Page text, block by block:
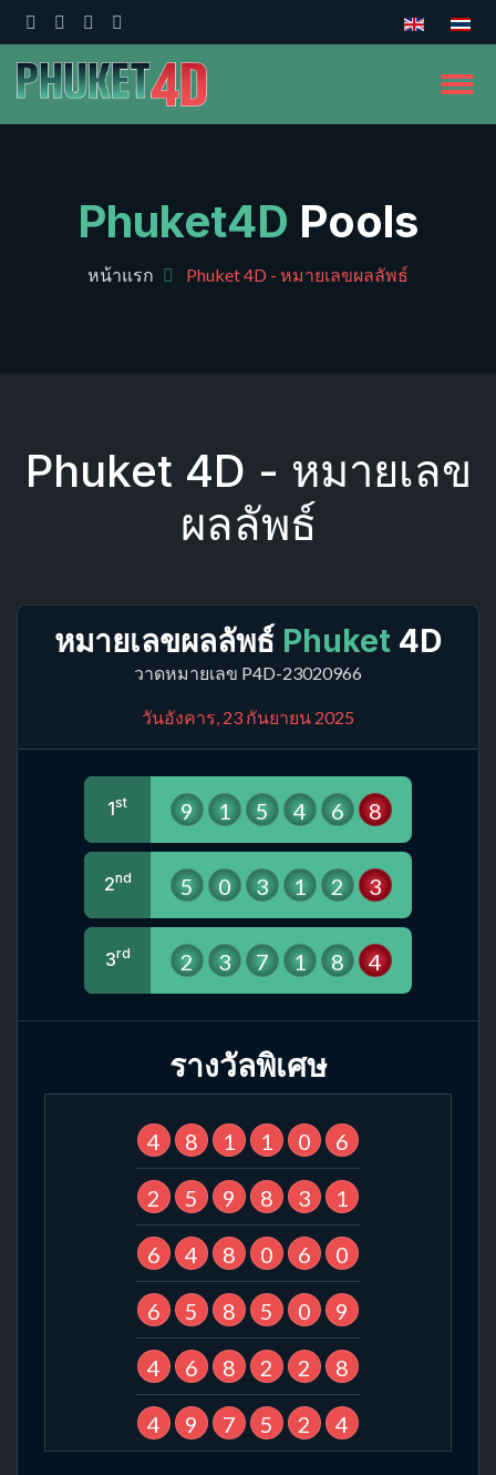
Phuket4D Pools
หน้าแรก Phuket 4D - หมายเลขผลลัพธ์
Phuket 4D - หมายเลข
ผลลัพธ์
หมายเลขผลลัพธ์ Phuket 4D
วาดหมายเลข P4D-23020966
วันอังคาร, 23 กันยายน 2025
1st 9 1 5 4 6 8
2nd 5 0 3 1 2 3
3rd 2 3 7 1 8 4
รางวัลพิเศษ
4 8 1 1 0 6
2 5 9 8 3 1
6 4 8 0 6 0
6 5 8 5 0 9
4 6 8 2 2 8
4 9 7 5 2 4